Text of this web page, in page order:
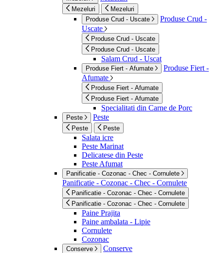
Mezeluri
Mezeluri
Produse Crud - Uscate
Produse Crud -
Uscate
Produse Crud - Uscate
Produse Crud - Uscate
Salam Crud - Uscat
Produse Fiert - Afumate
Produse Fiert -
Afumate
Produse Fiert - Afumate
Produse Fiert - Afumate
Specialitati din Carne de Porc
Peste Peste
Peste Peste
Salata icre
Peste Marinat
Delicatese din Peste
Peste Afumat
Panificatie - Cozonac - Chec - Cornulete
Panificatie - Cozonac - Chec - Cornulete
Panificatie - Cozonac - Chec - Cornulete
Panificatie - Cozonac - Chec - Cornulete
Paine Prajita
Paine ambalata - Lipie
Cornulete
Cozonac
Conserve Conserve